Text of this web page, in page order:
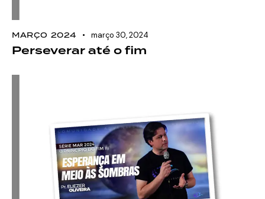
MARÇO 2024 março 30, 2024
Perseverar até o fim